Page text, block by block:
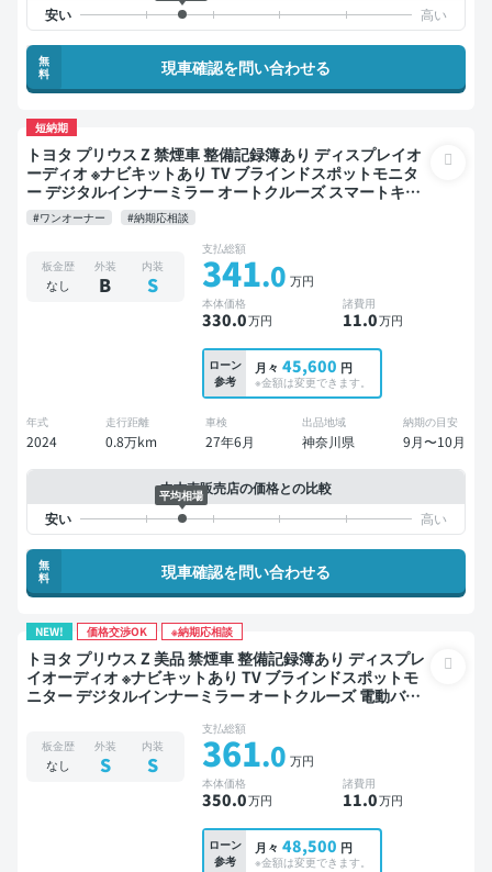
無
料
現車確認を問い合わせる
短納期
トヨタ プリウス Z 禁煙車 整備記録簿あり ディスプレイオ
ーディオ ※ナビキットあり TV ブラインドスポットモニタ
ー デジタルインナーミラー オートクルーズ スマートキー
ETC 電動バックドア バックモニター 全方位カメラ ドライ
ブレコーダー 衝突軽減
#ワンオーナー #納期応相談
板金歴
なし
外装
B
内装
S
支払総額
341.0 万円
本体価格
330.0万円
諸費用
11.0万円
ローン
参考
月々 45,600 円
※金額は変更できます。
年式
2024
走行距離
0.8万km
車検
27年6月
出品地域
神奈川県
納期の目安
9月〜10月
中古車販売店の価格との比較
平均相場
無
料
現車確認を問い合わせる
NEW! 価格交渉OK ※納期応相談
トヨタ プリウス Z 美品 禁煙車 整備記録簿あり ディスプレ
イオーディオ ※ナビキットあり TV ブラインドスポットモ
ニター デジタルインナーミラー オートクルーズ 電動バッ
板金歴
なし
外装
S
内装
S
支払総額
361.0 万円
本体価格
350.0万円
諸費用
11.0万円
ローン
参考
月々 48,500 円
※金額は変更できます。